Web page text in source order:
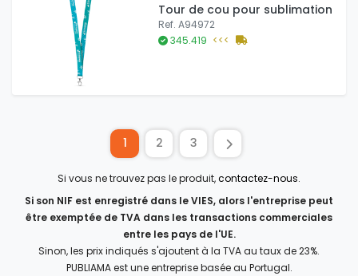
Tour de cou pour sublimation
Ref. A94972
345.419 <<<
1 2 3
Si vous ne trouvez pas le produit,contactez-nous.
Si son NIF est enregistré dans le VIES, alors l'entreprise peut
être exemptée de TVA dans les transactions commerciales
entre les pays de l'UE.
Sinon, les prix indiqués s'ajoutent à la TVA au taux de 23%.
PUBLIAMA est une entreprise basée au Portugal.